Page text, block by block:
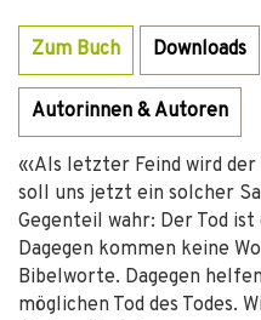
Zum Buch Downloads
Autorinnen & Autoren
«‹Als letzter Feind wird der
soll uns jetzt ein solcher
Gegenteil wahr: Der Tod
Dagegen kommen keine
Bibelworte. Dagegen
möglichen Tod des Todes.